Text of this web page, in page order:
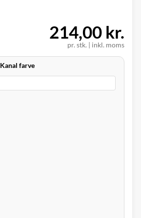
pr. stk. | inkl. moms
214,00 kr.
Kanal farve